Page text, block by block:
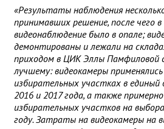
«Результаты наблюдения
принимавших решение, после чего
видеонаблюдение было в опале;
демонтированы и лежали на
приходом в ЦИК Эллы Памфиловой
лучшему: видеокамеры
избирательных участках в единый
2016 и 2017 года, а также
избирательных участков на
году. Затраты на видеокамеры на